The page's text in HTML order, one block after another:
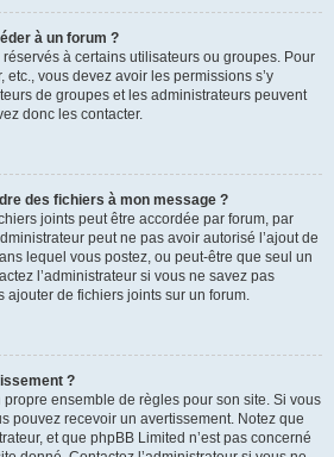
à un forum ?
à certains utilisateurs ou groupes. Pour
etc., vous devez avoir les permissions s’y
de groupes et les administrateurs peuvent
donc les contacter.
des fichiers à mon message ?
joints peut être accordée par forum, par
peut ne pas avoir autorisé l’ajout de
lequel vous postez, ou peut-être que seul un
l’administrateur si vous ne savez pas
ajouter de fichiers joints sur un forum.
?
ensemble de règles pour son site. Si vous
pouvez recevoir un avertissement. Notez que
et que phpBB Limited n’est pas concerné